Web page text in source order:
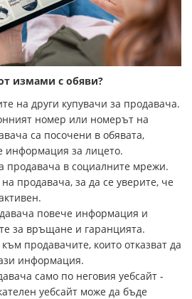
измами с обяви?
на други купувачи за продавача.
номер или номерът на
са посочени в обявата,
информация за лицето.
продавача в социалните мрежи.
продавача, за да се уверите, че
повече информация и
за връщане и гаранцията.
продавачите, които отказват да
информация.
само по неговия уебсайт -
уебсайт може да бъде